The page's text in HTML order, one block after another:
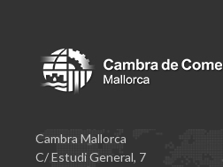
Cambra Mallorca
C/ Estudi General, 7